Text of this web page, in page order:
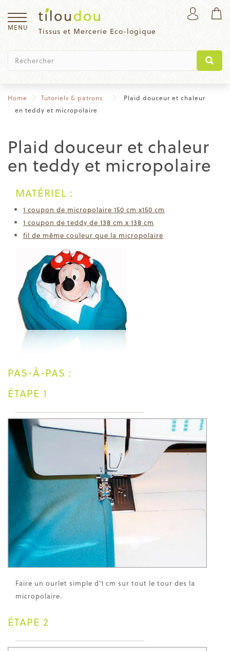
Tissus et Mercerie Eco-logique
MENU
Home Tutoriels & patrons
Plaid douceur et chaleur
en teddy et micropolaire
Plaid douceur et chaleur
en teddy et micropolaire
MATÉRIEL :
1 coupon de micropolaire 150 cm x150 cm
1 coupon de teddy de 138 cm x 138 cm
fil de même couleur que la micropolaire
PAS-À-PAS :
ÉTAPE 1
Faire un ourlet simple d'1 cm sur tout le tour des la
micropolaire.
ÉTAPE 2